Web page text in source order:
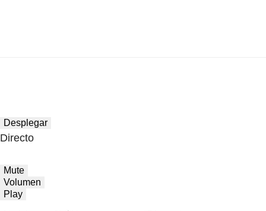
Desplegar
Directo
Mute
Volumen
Play